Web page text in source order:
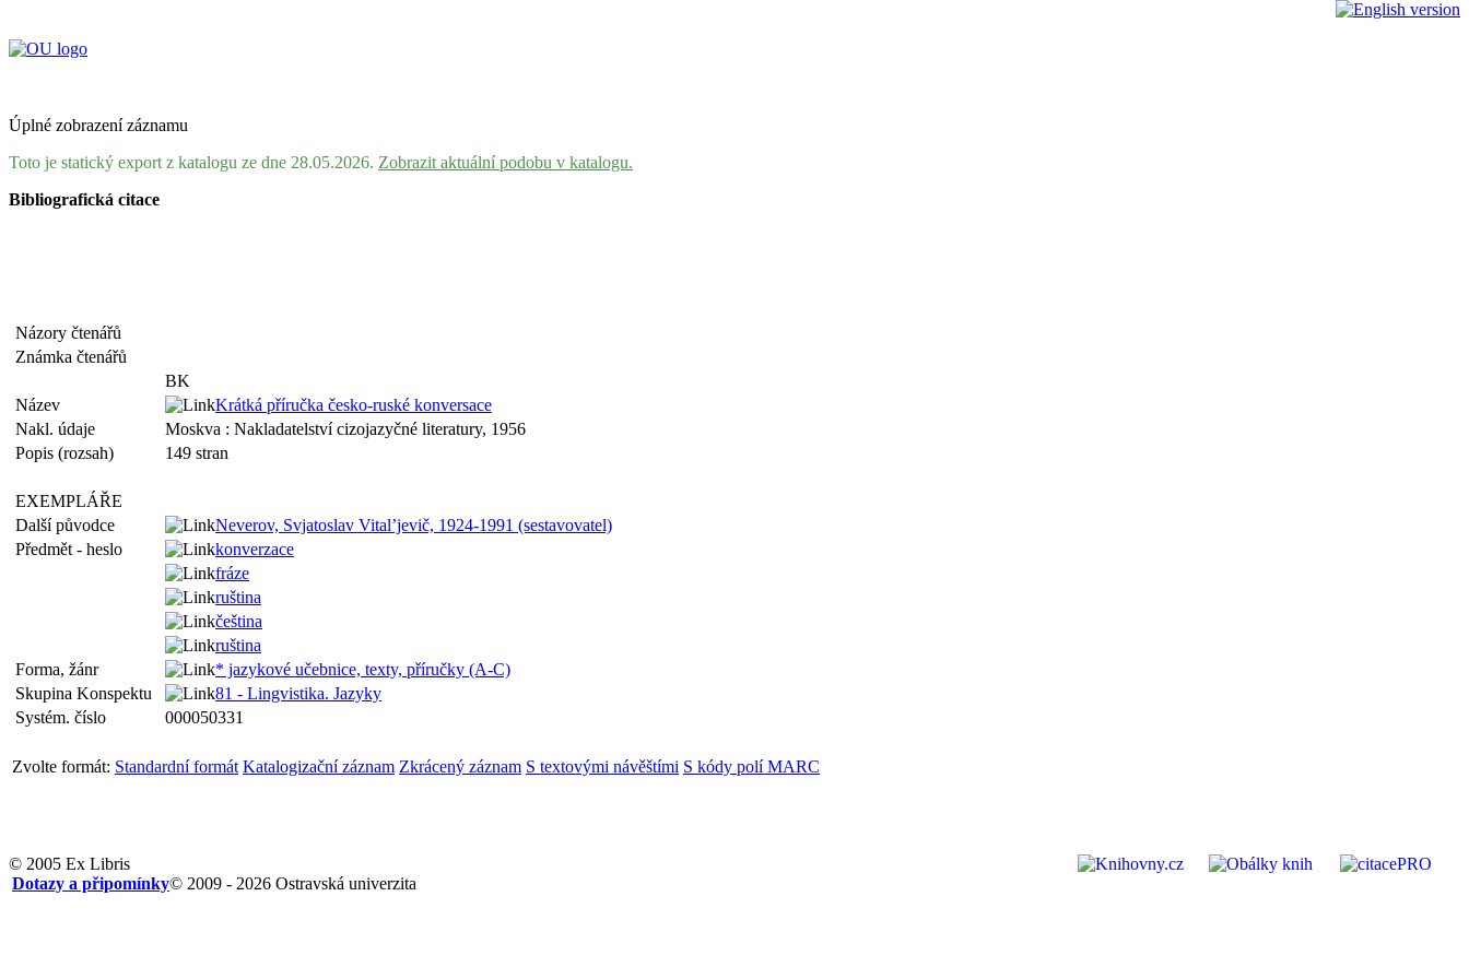
Úplné zobrazení záznamu
Toto je statický export z katalogu ze dne 28.05.2026. Zobrazit aktuální podobu v katalogu.
Bibliografická citace
Názory čtenářů
Známka čtenářů
BK
Název
Krátká příručka česko-ruské konversace
Nakl. údaje
Moskva : Nakladatelství cizojazyčné literatury, 1956
Popis (rozsah)
149 stran
EXEMPLÁŘE
Další původce
Neverov, Svjatoslav Vital’jevič, 1924-1991 (sestavovatel)
Předmět - heslo
konverzace
fráze
ruština
čeština
ruština
Forma, žánr
* jazykové učebnice, texty, příručky (A-C)
Skupina Konspektu
81 - Lingvistika. Jazyky
Systém. číslo
000050331
Zvolte formát: Standardní formát Katalogizační záznam Zkrácený záznam S textovými návěštími S kódy polí MARC
© 2005 Ex Libris
© 2009 - 2026 Ostravská univerzita
Dotazy a připomínky